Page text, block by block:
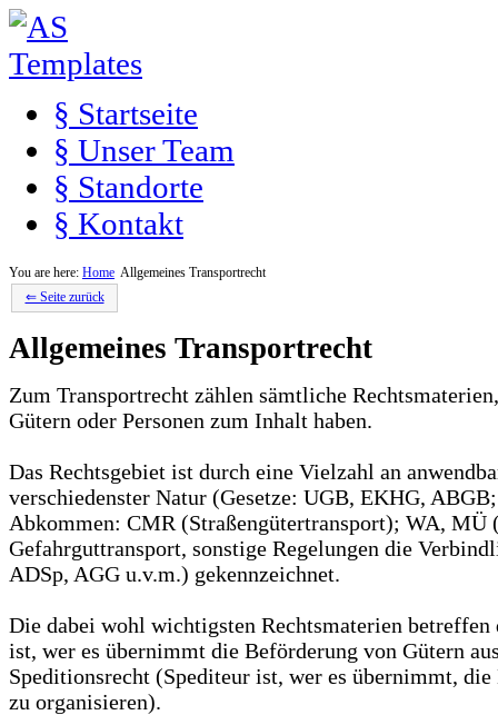
§ Startseite
§ Unser Team
§ Standorte
§ Kontakt
You are here: Home Allgemeines Transportrecht
⇐ Seite zurück
Allgemeines Transportrecht
Zum Transportrecht zählen sämtliche
Gütern oder Personen zum Inhalt haben.
Das Rechtsgebiet ist durch eine Vielzahl an
verschiedenster Natur (Gesetze: UGB, EKHG,
Abkommen: CMR (Straßengütertransport); WA,
Gefahrguttransport, sonstige Regelungen die
ADSp, AGG u.v.m.) gekennzeichnet.
Die dabei wohl wichtigsten Rechtsmaterien betreffen
ist, wer es übernimmt die Beförderung von Gütern
Speditionsrecht (Spediteur ist, wer es übernimmt,
zu organisieren).